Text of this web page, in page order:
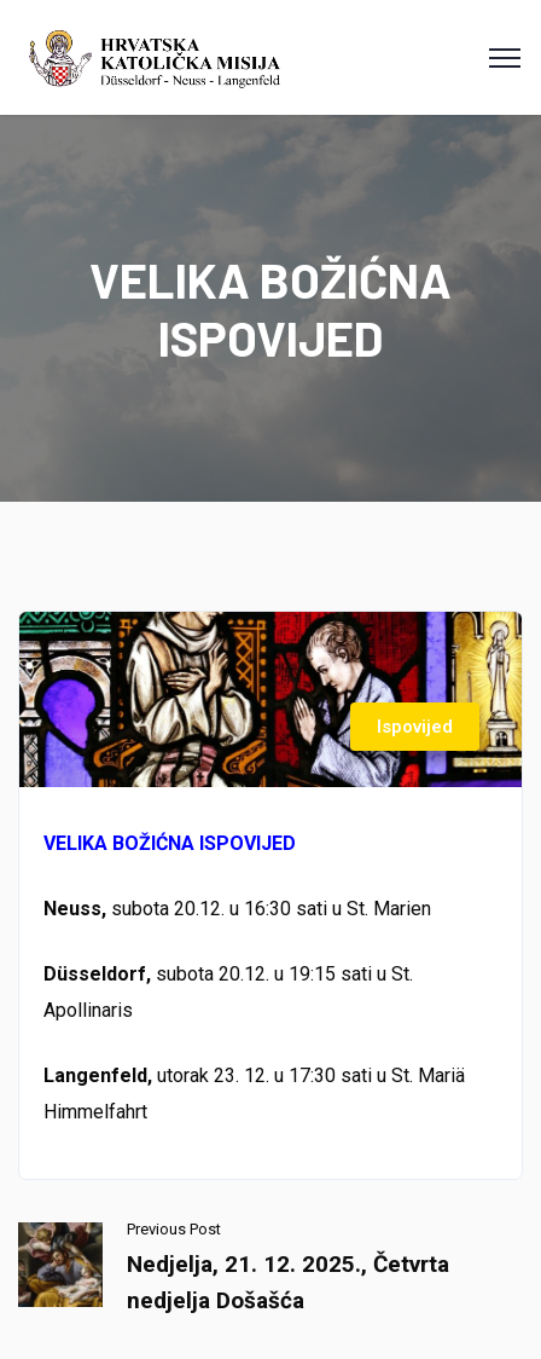
VELIKA BOŽIĆNA
ISPOVIJED
Ispovijed
VELIKA BOŽIĆNA ISPOVIJED
Neuss, subota 20.12. u 16:30 sati u St. Marien
Düsseldorf, subota 20.12. u 19:15 sati u St.
Apollinaris
Langenfeld, utorak 23. 12. u 17:30 sati u St. Mariä
Himmelfahrt
Previous Post
Nedjelja, 21. 12. 2025., Četvrta
nedjelja Došašća